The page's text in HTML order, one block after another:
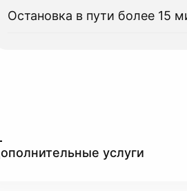
Остановка в пути более 15
услуги